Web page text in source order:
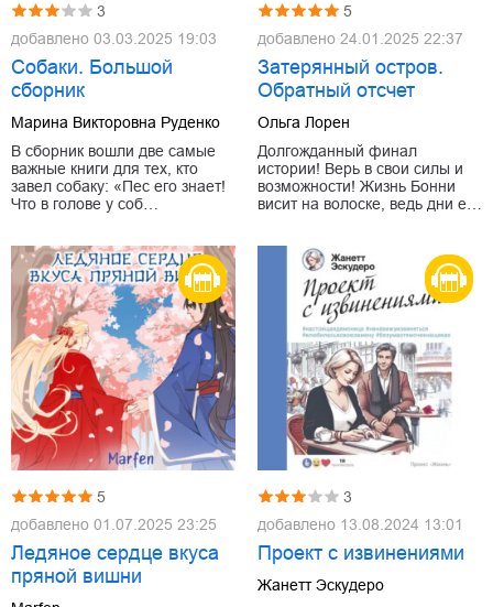
3
добавлено 03.03.2025 19:03
Собаки. Большой
сборник
Марина Викторовна Руденко
В сборник вошли две самые
важные книги для тех, кто
завел собаку: «Пес его знает!
Что в голове у соб…
5
добавлено 24.01.2025 22:37
Затерянный остров.
Обратный отсчет
Ольга Лорен
Долгожданный финал
истории! Верь в свои силы и
возможности! Жизнь Бонни
висит на волоске, ведь дни е…
5
добавлено 01.07.2025 23:25
Ледяное сердце вкуса
пряной вишни
3
добавлено 13.08.2024 13:01
Проект с извинениями
Жанетт Эскудеро